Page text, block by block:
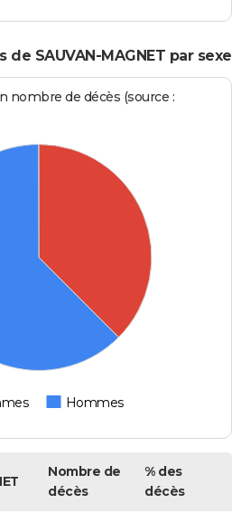
SAUVAN-MAGNET par sexe
nombre de décès (source :
Hommes
Nombre de
décès
% des
décès